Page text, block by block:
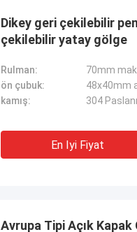
Dikey geri çekilebilir
çekilebilir yatay gölge
Rulman:
70mm
ön çubuk:
48x40mm
kamış:
304
En Iyi Fiyat
Avrupa Tipi Açık Kapak